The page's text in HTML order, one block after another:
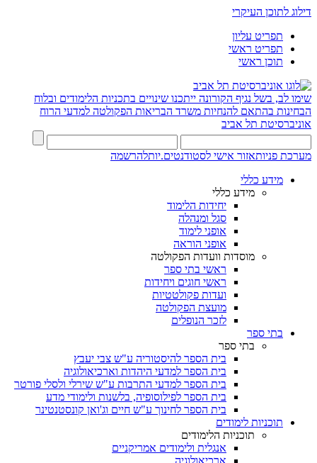
דילוג לתוכן העיקרי
תפריט עליון
תפריט ראשי
תוכן ראשי
שימו לב, בשל נגיף הקורונה ייתכנו שינויים בתכניות הלימודים ובלוח
הבחינות בהתאם להנחיות משרד הבריאות הפקולטה למדעי הרוח
אוניברסיטת תל אביב
מערכת פניותאזור אישי לסטודנטים.יותלהרשמה
מידע כללי
מידע כללי
יחידות הלימוד
סגל ומנהלה
אופני לימוד
אופני הוראה
מוסדות וועדות הפקולטה
ראשי בתי ספר
ראשי חוגים ויחידות
ועדות פקולטטיות
מועצת הפקולטה
לזכר הנופלים
בתי ספר
בתי ספר
בית הספר להיסטוריה ע"ש צבי יעבץ
בית הספר למדעי היהדות וארכיאולוגיה
בית הספר למדעי התרבות ע"ש שירלי ולסלי פורטר
בית הספר לפילוסופיה, בלשנות ולימודי מדע
בית הספר לחינוך ע"ש חיים וג'ואן קונסטנטינר
תוכניות לימודים
תוכניות הלימודים
אנגלית ולימודים אמריקניים
ארכיאולוגיה